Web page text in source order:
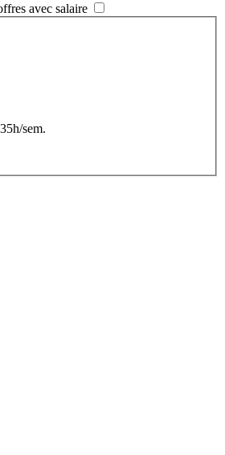
avec salaire
sem.